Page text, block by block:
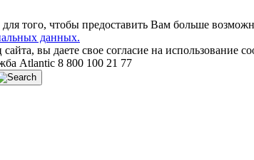
того, чтобы предоставить Вам больше
данных.
вы даете свое согласие на использование
Atlantic 8 800 100 21 77